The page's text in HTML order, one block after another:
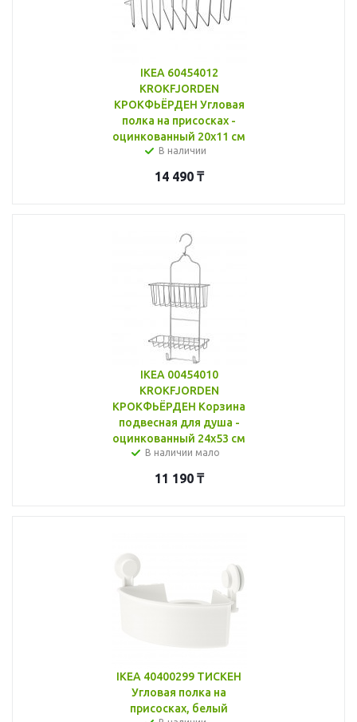
IKEA 60454012
KROKFJORDEN
КРОКФЬЁРДЕН Угловая
полка на присосках -
оцинкованный 20x11 см
В наличии
14 490₸
IKEA 00454010
KROKFJORDEN
КРОКФЬЁРДЕН Корзина
подвесная для душа -
оцинкованный 24x53 см
В наличии мало
11 190₸
IKEA 40400299 ТИСКЕН
Угловая полка на
присосках, белый